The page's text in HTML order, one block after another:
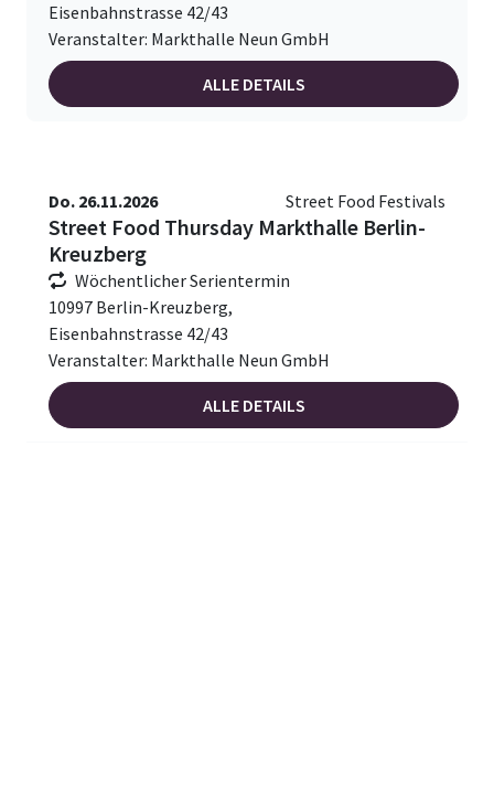
Eisenbahnstrasse 42/43
Veranstalter: Markthalle Neun GmbH
ALLE DETAILS
Do. 26.11.2026 Street Food Festivals
Street Food Thursday Markthalle Berlin-
Kreuzberg
Wöchentlicher Serientermin
10997 Berlin-Kreuzberg,
Eisenbahnstrasse 42/43
Veranstalter: Markthalle Neun GmbH
ALLE DETAILS